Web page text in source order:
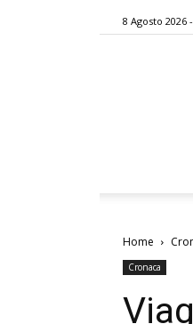
8 Agosto 2026
Home
Cronaca